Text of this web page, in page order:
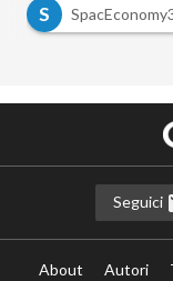
S
Seguici
About Autori